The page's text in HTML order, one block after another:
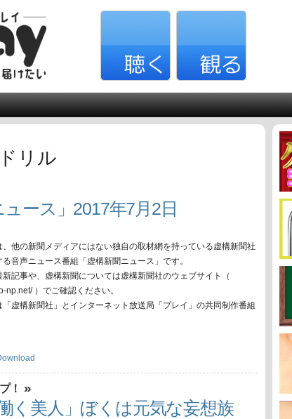
リル
ース」2017年7月2日
、他の新聞メディアにはない独自の取材網を持っている虚構新聞社
音声ニュース番組「虚構新聞ニュース」です。
新記事や、虚構新聞については虚構新聞社のウェブサイト（
np.net/ ）でご確認ください。
「虚構新聞社」とインターネット放送局「プレイ」の共同制作番組
！ »
く美人」ぼくは元気な妄想族